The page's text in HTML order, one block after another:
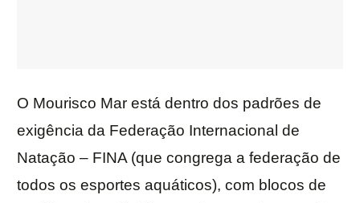
O Mourisco Mar está dentro dos padrões de
exigência da Federação Internacional de
Natação – FINA (que congrega a federação de
todos os esportes aquáticos), com blocos de